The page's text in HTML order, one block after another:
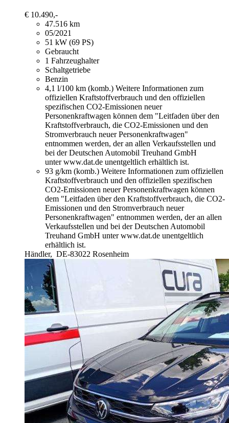
€ 10.490,-
47.516 km
05/2021
51 kW (69 PS)
Gebraucht
1 Fahrzeughalter
Schaltgetriebe
Benzin
4,1 l/100 km (komb.) Weitere Informationen zum
offiziellen Kraftstoffverbrauch und den offiziellen
spezifischen CO2-Emissionen neuer
Personenkraftwagen können dem "Leitfaden über den
Kraftstoffverbrauch, die CO2-Emissionen und den
Stromverbrauch neuer Personenkraftwagen"
entnommen werden, der an allen Verkaufsstellen und
bei der Deutschen Automobil Treuhand GmbH
unter www.dat.de unentgeltlich erhältlich ist.
93 g/km (komb.) Weitere Informationen zum offiziellen
Kraftstoffverbrauch und den offiziellen spezifischen
CO2-Emissionen neuer Personenkraftwagen können
dem "Leitfaden über den Kraftstoffverbrauch, die CO2-
Emissionen und den Stromverbrauch neuer
Personenkraftwagen" entnommen werden, der an allen
Verkaufsstellen und bei der Deutschen Automobil
Treuhand GmbH unter www.dat.de unentgeltlich
erhältlich ist.
Händler, DE-83022 Rosenheim